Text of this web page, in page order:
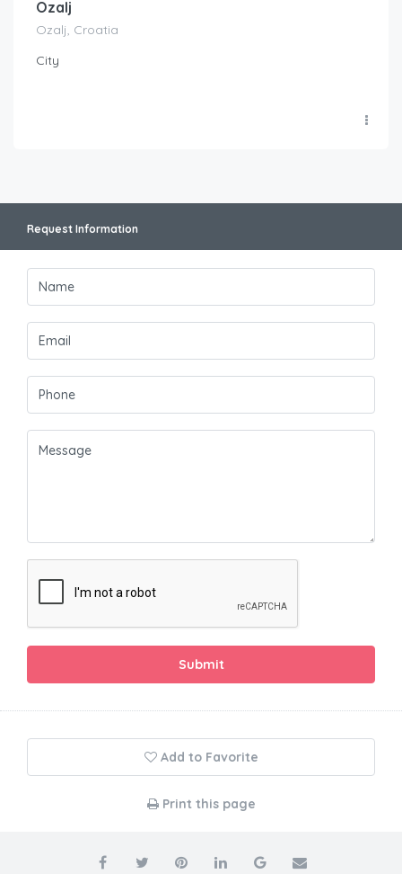
Ozalj
Ozalj, Croatia
City
Request Information
Submit
Add to Favorite
Print this page